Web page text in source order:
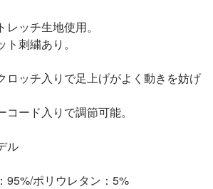
レッチ生地使用。
ト刺繍あり。
ロッチ入りで足上げがよく動きを妨げ
コード入りで調節可能。
ル
95%/ポリウレタン：5%